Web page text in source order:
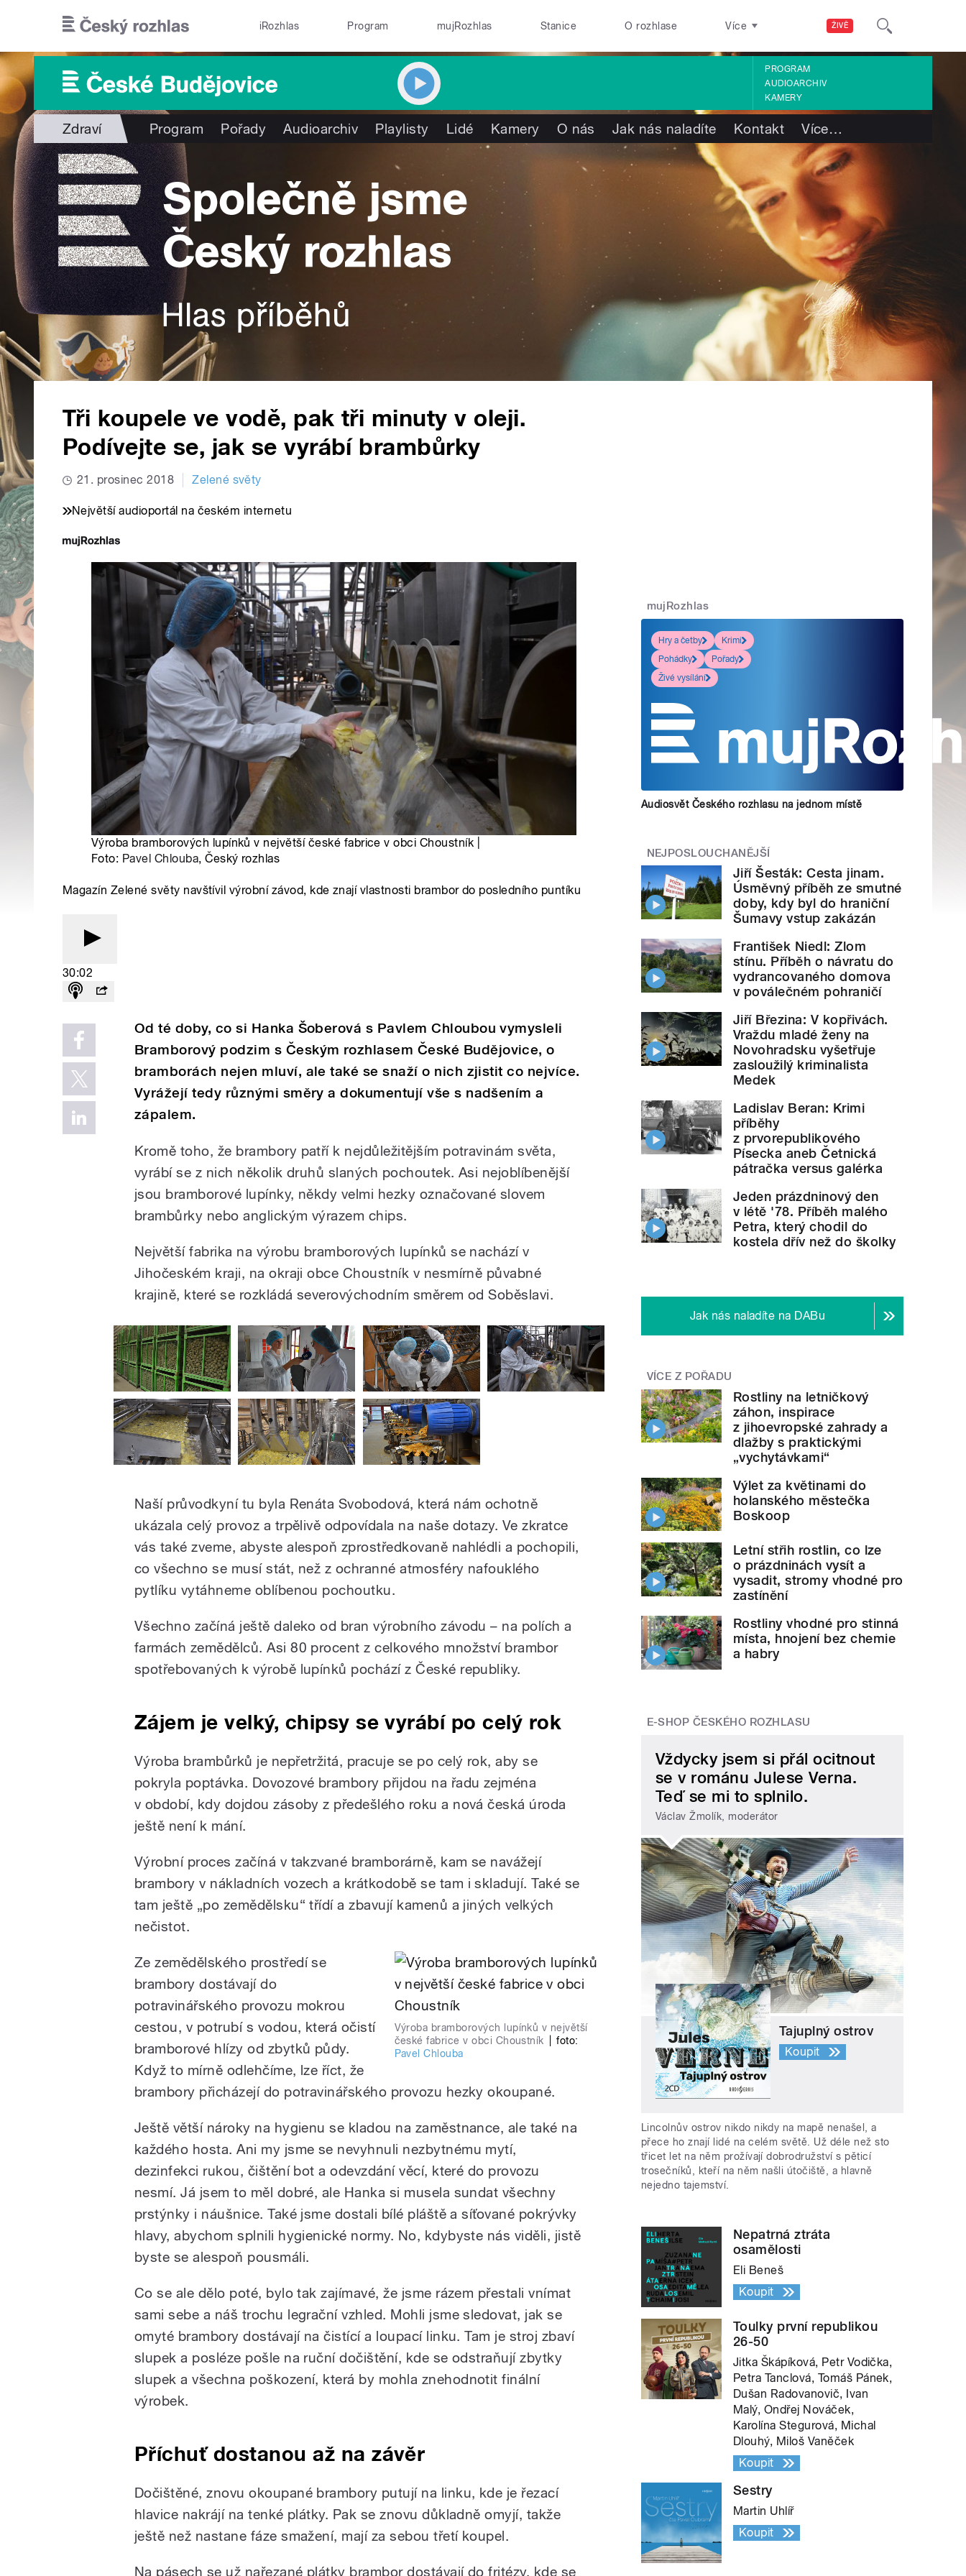
ŽIVĚ
iRozhlas Program mujRozhlas Stanice O rozhlase Více
PROGRAM
AUDIOARCHIV
KAMERY
Zdraví Program Pořady Audioarchiv Playlisty Lidé Kamery O nás Jak nás naladíte Kontakt Více…
Tři koupele ve vodě, pak tři minuty v oleji.
Podívejte se, jak se vyrábí brambůrky
21. prosinec 2018 Zelené světy
Největší audioportál na českém internetu
Výroba bramborových lupínků v největší české fabrice v obci Choustník |
Foto: Pavel Chlouba, Český rozhlas
Magazín Zelené světy navštívil výrobní závod, kde znají vlastnosti brambor do posledního puntíku
30:02
Od té doby, co si Hanka Šoberová s Pavlem Chloubou vymysleli
Bramborový podzim s Českým rozhlasem České Budějovice, o
bramborách nejen mluví, ale také se snaží o nich zjistit co nejvíce.
Vyrážejí tedy různými směry a dokumentují vše s nadšením a
zápalem.
Kromě toho, že brambory patří k nejdůležitějším potravinám světa,
vyrábí se z nich několik druhů slaných pochoutek. Asi nejoblíbenější
jsou bramborové lupínky, někdy velmi hezky označované slovem
brambůrky nebo anglickým výrazem chips.
Největší fabrika na výrobu bramborových lupínků se nachází v
Jihočeském kraji, na okraji obce Choustník v nesmírně půvabné
krajině, které se rozkládá severovýchodním směrem od Soběslavi.
Naší průvodkyní tu byla Renáta Svobodová, která nám ochotně
ukázala celý provoz a trpělivě odpovídala na naše dotazy. Ve zkratce
vás také zveme, abyste alespoň zprostředkovaně nahlédli a pochopili,
co všechno se musí stát, než z ochranné atmosféry nafouklého
pytlíku vytáhneme oblíbenou pochoutku.
Všechno začíná ještě daleko od bran výrobního závodu – na polích a
farmách zemědělců. Asi 80 procent z celkového množství brambor
spotřebovaných k výrobě lupínků pochází z České republiky.
Zájem je velký, chipsy se vyrábí po celý rok
Výroba brambůrků je nepřetržitá, pracuje se po celý rok, aby se
pokryla poptávka. Dovozové brambory přijdou na řadu zejména
v období, kdy dojdou zásoby z předešlého roku a nová česká úroda
ještě není k mání.
Výrobní proces začíná v takzvané bramborárně, kam se navážejí
brambory v nákladních vozech a krátkodobě se tam i skladují. Také se
tam ještě „po zemědělsku“ třídí a zbavují kamenů a jiných velkých
nečistot.
Výroba bramborových lupínků v největší
české fabrice v obci Choustník
foto:
Pavel Chlouba
Ze zemědělského prostředí se
brambory dostávají do
potravinářského provozu mokrou
cestou, v potrubí s vodou, která očistí
bramborové hlízy od zbytků půdy.
Když to mírně odlehčíme, lze říct, že
brambory přicházejí do potravinářského provozu hezky okoupané.
Ještě větší nároky na hygienu se kladou na zaměstnance, ale také na
každého hosta. Ani my jsme se nevyhnuli nezbytnému mytí,
dezinfekci rukou, čištění bot a odevzdání věcí, které do provozu
nesmí. Já jsem to měl dobré, ale Hanka si musela sundat všechny
prstýnky i náušnice. Také jsme dostali bílé pláště a síťované pokrývky
hlavy, abychom splnili hygienické normy. No, kdybyste nás viděli, jistě
byste se alespoň pousmáli.
Co se ale dělo poté, bylo tak zajímavé, že jsme rázem přestali vnímat
sami sebe a náš trochu legrační vzhled. Mohli jsme sledovat, jak se
omyté brambory dostávají na čistící a loupací linku. Tam je stroj zbaví
slupek a posléze pošle na ruční dočištění, kde se odstraňují zbytky
slupek a všechna poškození, která by mohla znehodnotit finální
výrobek.
Příchuť dostanou až na závěr
Dočištěné, znovu okoupané brambory putují na linku, kde je řezací
hlavice nakrájí na tenké plátky. Pak se znovu důkladně omyjí, takže
ještě než nastane fáze smažení, mají za sebou třetí koupel.
Na pásech se už nařezané plátky brambor dostávají do fritézy, kde se
mujRozhlas
Hry a četby
Krimi
Pohádky
Pořady
Živé vysílání
Audiosvět Českého rozhlasu na jednom místě
NEJPOSLOUCHANĚJŠÍ
Jiří Šesták: Cesta jinam.
Úsměvný příběh ze smutné
doby, kdy byl do hraniční
Šumavy vstup zakázán
František Niedl: Zlom
stínu. Příběh o návratu do
vydrancovaného domova
v poválečném pohraničí
Jiří Březina: V kopřivách.
Vraždu mladé ženy na
Novohradsku vyšetřuje
zasloužilý kriminalista
Medek
Ladislav Beran: Krimi
příběhy
z prvorepublikového
Písecka aneb Četnická
pátračka versus galérka
Jeden prázdninový den
v létě '78. Příběh malého
Petra, který chodil do
kostela dřív než do školky
Jak nás naladíte na DABu
VÍCE Z POŘADU
Rostliny na letničkový
záhon, inspirace
z jihoevropské zahrady a
dlažby s praktickými
„vychytávkami“
Výlet za květinami do
holanského městečka
Boskoop
Letní střih rostlin, co lze
o prázdninách vysít a
vysadit, stromy vhodné pro
zastínění
Rostliny vhodné pro stinná
místa, hnojení bez chemie
a habry
E-SHOP ČESKÉHO ROZHLASU
Vždycky jsem si přál ocitnout
se v románu Julese Verna.
Teď se mi to splnilo.
Václav Žmolík, moderátor
Tajuplný ostrov
Koupit
Lincolnův ostrov nikdo nikdy na mapě nenašel, a
přece ho znají lidé na celém světě. Už déle než sto
třicet let na něm prožívají dobrodružství s pěticí
trosečníků, kteří na něm našli útočiště, a hlavně
nejedno tajemství.
Nepatrná ztráta
osamělosti
Eli Beneš
Koupit
Toulky první republikou
26-50
Jitka Škápíková, Petr Vodička,
Petra Tanclová, Tomáš Pánek,
Dušan Radovanovič, Ivan
Malý, Ondřej Nováček,
Karolína Stegurová, Michal
Dlouhý, Miloš Vaněček
Koupit
Sestry
Martin Uhlíř
Koupit